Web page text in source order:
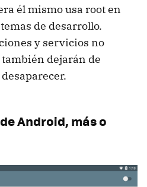
él mismo usa root en
de desarrollo.
y servicios no
dejarán de
Android, más o